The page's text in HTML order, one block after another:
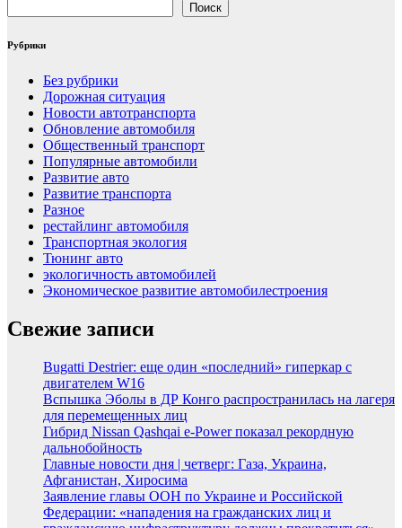
Поиск
Рубрики
Без рубрики
Дорожная ситуация
Новости автотранспорта
Обновление автомобиля
Общественный транспорт
Популярные автомобили
Развитие авто
Развитие транспорта
Разное
рестайлинг автомобиля
Транспортная экология
Тюнинг авто
экологичность автомобилей
Экономическое развитие автомобилестроения
Свежие записи
Bugatti Destrier: еще один «последний» гиперкар с
двигателем W16
Вспышка Эболы в ДР Конго распространилась на лагеря
для перемещенных лиц
Гибрид Nissan Qashqai e-Power показал рекордную
дальнобойность
Главные новости дня | четверг: Газа, Украина,
Афганистан, Хиросима
Заявление главы ООН по Украине и Российской
Федерации: «нападения на гражданских лиц и